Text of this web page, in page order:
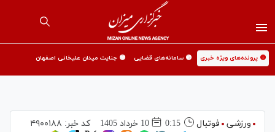
🟡 پرونده‌های ویژه خبری 🟡 سامانه‌های قضایی 🟡 جنایت میدان علیخانی اصفهان
ورزشی فوتبال 0:15 10 خرداد 1405 کد خبر: ۴۹۰۰۱۸۸